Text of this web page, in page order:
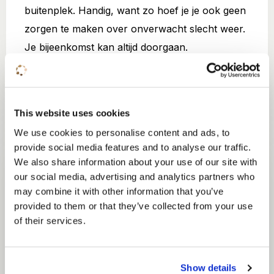
This website uses cookies
We use cookies to personalise content and ads, to
provide social media features and to analyse our traffic.
We also share information about your use of our site with
our social media, advertising and analytics partners who
may combine it with other information that you’ve
provided to them or that they’ve collected from your use
of their services.
Show details
buitenplek. Handig, want zo hoef je je ook geen
zorgen te maken over onverwacht slecht weer.
Je bijeenkomst kan altijd doorgaan.
Buitenbreak
vuurplaats
Bij de vuurplaats in onze bostuin ontstaan de
meest bijzondere gesprekken. Hier kun je